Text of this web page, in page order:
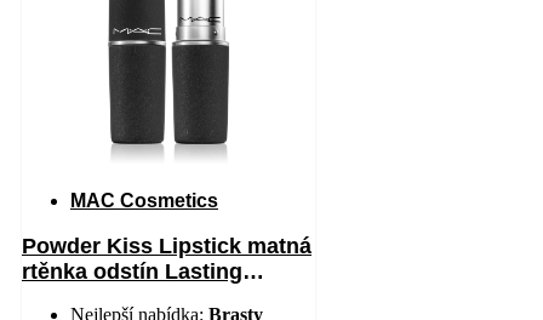
MAC Cosmetics
Powder Kiss Lipstick matná
rtěnka odstín Lasting
Nejlepší nabídka: Brasty